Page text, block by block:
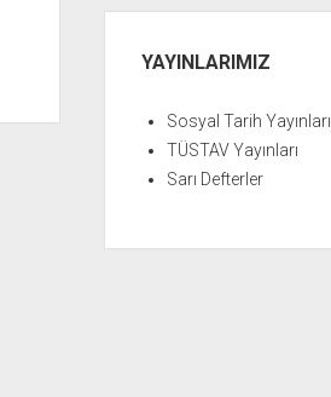
YAYINLARIMIZ
Sosyal Tarih Yayınları
TÜSTAV Yayınları
Sarı Defterler